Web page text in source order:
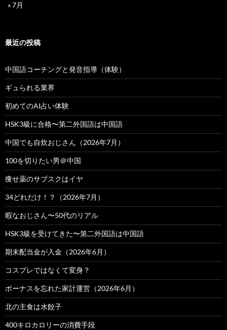
« 7月
最近の投稿
中国語コーチングと発音指導（体験）
ギュられる業界
初めてのAI占い体験
HSK3級に合格〜第二外国語は中国語
中国でも自炊おじさん（2026年7月）
100を切りたい男＠中国
痩せ薬のサブスクはイヤ
34どれだけ！？（2026年7月）
暇なおじさん〜50代のリアル
HSK3級を受けてきた〜第二外国語は中国語
期末配当金が入金（2026年6月）
コスプレではなくて変身？
ボーナスを忘れた家計運営（2026年6月）
北の主食は水餃子
400キロカロリーの消費手段